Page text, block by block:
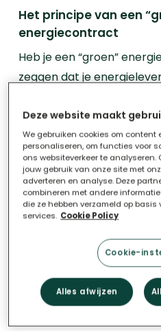
Het principe van een
energiecontract
Heb je een “groen”
zeggendat je
hoeveelheid elektriciteit
Vlaamse
als VREG) houdt toezicht
dit ook zelf nakijken via de
Is groene stroom
Nee! Enkele
kosten aan voor het
maar via de
Deze website maakt
We gebruiken cookies om content
personaliseren, om functies voor
ons websiteverkeer te analyseren.
jouw gebruik van onze site met
adverteren en analyse. Deze
combineren met andere
die ze hebben verzameld op
services. Cookie Policy
Cookie-
Alles afwijzen